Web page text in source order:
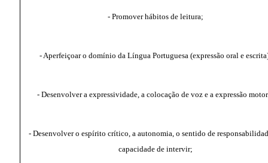
- Promover hábitos de leitura;
- Aperfeiçoar o domínio da Língua Portuguesa (expressão oral e
- Desenvolver a expressividade, a colocação de voz e a expressão
- Desenvolver o espírito crítico, a autonomia, o sentido de
capacidade de intervir;